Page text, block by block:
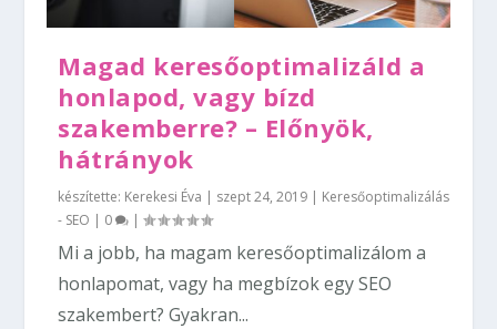
Magad keresőoptimalizáld a
honlapod, vagy bízd
szakemberre? – Előnyök,
hátrányok
készítette: Kerekesi Éva | szept 24, 2019 | Keresőoptimalizálás
- SEO | 0 |
Mi a jobb, ha magam keresőoptimalizálom a
honlapomat, vagy ha megbízok egy SEO
szakembert? Gyakran...